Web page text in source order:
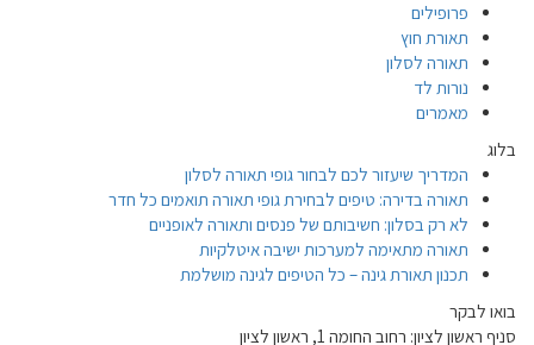
פרופילים
תאורת חוץ
תאורה לסלון
נורות לד
מאמרים
בלוג
המדריך שיעזור לכם לבחור גופי תאורה לסלון
תאורה בדירה: טיפים לבחירת גופי תאורה תואמים כל חדר
לא רק בסלון: חשיבותם של פנסים ותאורה לאופניים
תאורה מתאימה למערכות ישיבה איטלקיות
תכנון תאורת גינה – כל הטיפים לגינה מושלמת
בואו לבקר
סניף ראשון לציון: רחוב החומה 1, ראשון לציון